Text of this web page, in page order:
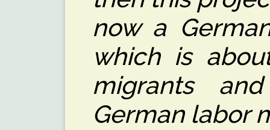
now a
which is
migrants
German labor